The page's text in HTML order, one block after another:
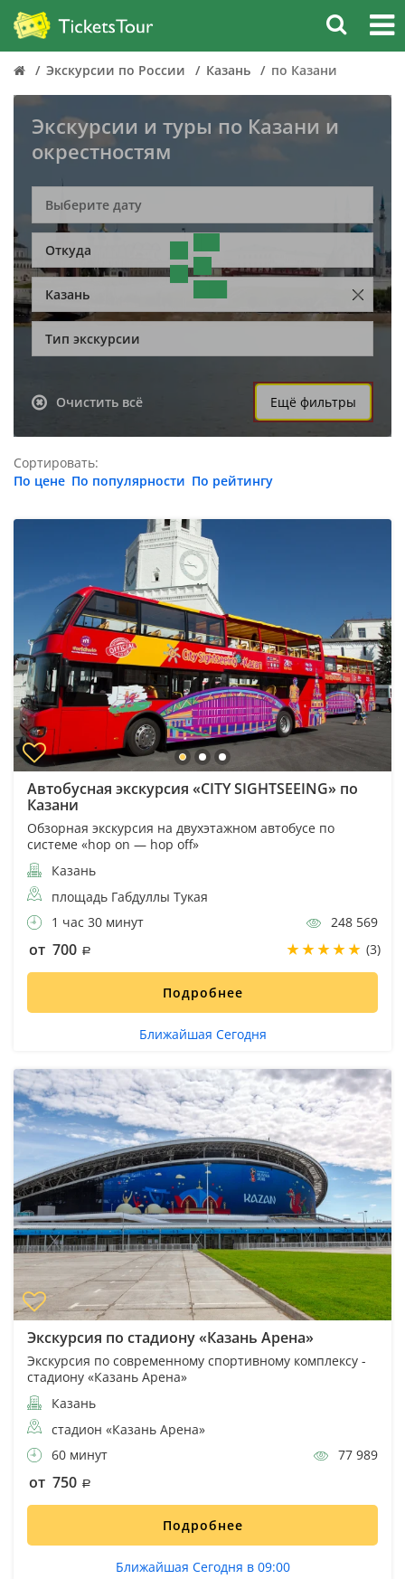
Экскурсии по России Казань по Казани
Экскурсии и туры по Казани и
окрестностям
Откуда
Казань
Тип экскурсии
Очистить всё Ещё фильтры
Сортировать:
По цене По популярности По рейтингу
Автобусная экскурсия «CITY SIGHTSEEING» по
Казани
Обзорная экскурсия на двухэтажном автобусе по
системе «hop on — hop off»
Казань
площадь Габдуллы Тукая
1 час 30 минут
248 569
от 700 (3)
Подробнее
Ближайшая Сегодня
Экскурсия по стадиону «Казань Арена»
Экскурсия по современному спортивному комплексу -
стадиону «Казань Арена»
Казань
стадион «Казань Арена»
60 минут
77 989
от 750
Подробнее
Ближайшая Сегодня в 09:00